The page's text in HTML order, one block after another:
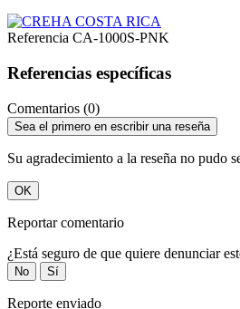
Referencia CA-1000S-PNK
Referencias específicas
Comentarios (0)
Sea el primero en escribir una reseña
Su agradecimiento a la reseña no pudo
OK
Reportar comentario
¿Está seguro de que quiere denunciar
No Sí
Reporte enviado